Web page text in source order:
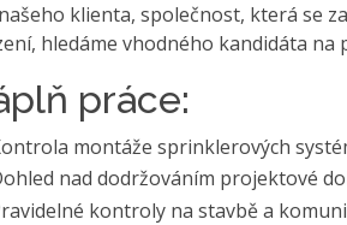
klienta, společnost, která se
hledáme vhodného kandidáta na
práce:
montáže sprinklerových
nad dodržováním projektové
kontroly na stavbě a